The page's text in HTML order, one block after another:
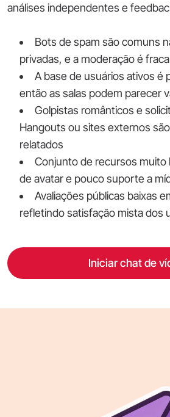
análises independentes e
Bots de spam são comuns
privadas, e a moderação é fraca
A base de usuários ativos é
então as salas podem parecer
Golpistas românticos e
Hangouts ou sites externos
relatados
Conjunto de recursos muito
de avatar e pouco suporte a
Avaliações públicas baixas
refletindo satisfação mista dos
Iniciar chat de